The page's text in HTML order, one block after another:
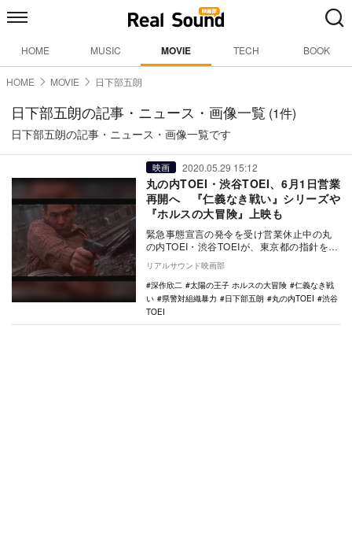
HOME MUSIC MOVIE TECH BOOK
HOME MOVIE 日下部五朗
日下部五朗の記事・ニュース・画像一覧 (1件)
日下部五朗の記事・ニュース・画像一覧です
映画 2020.05.29 15:12
丸の内TOEI・渋谷TOEI、6月1日営業
再開へ 『仁義なき戦い』シリーズや
『ホルスの大冒険』上映も
緊急事態宣言の発令を受け営業休止中の丸
の内TOEI・渋谷TOEIが、東京都の指針を基
に6 月1日より営業を再開することを発表し
た…
リアルサウンド映画部
深作欣二
太陽の王子 ホルスの大冒険
仁義なき戦
い
県警対組織暴力 日下部五朗 丸の内TOEI
渋谷
TOEI